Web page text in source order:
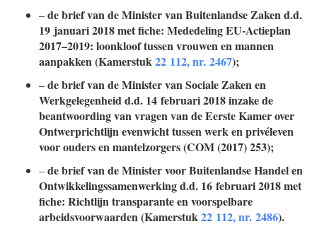
–de brief van de Minister van Buitenlandse Zaken d.d.
19 januari 2018 met fiche: Mededeling EU-Actieplan
2017–2019: loonkloof tussen vrouwen en mannen
aanpakken (Kamerstuk22 112, nr. 2467);
–de brief van de Minister van Sociale Zaken en
Werkgelegenheid d.d. 14 februari 2018 inzake de
beantwoording van vragen van de Eerste Kamer over
Ontwerprichtlijn evenwicht tussen werk en privéleven
voor ouders en mantelzorgers (COM (2017) 253);
–de brief van de Minister voor Buitenlandse Handel en
Ontwikkelingssamenwerking d.d. 16 februari 2018 met
fiche: Richtlijn transparante en voorspelbare
arbeidsvoorwaarden (Kamerstuk22 112, nr. 2486).